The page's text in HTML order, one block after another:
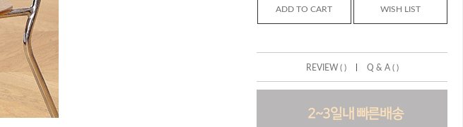
ADD TO CART WISH LIST
REVIEW ( ) Q & A ( )